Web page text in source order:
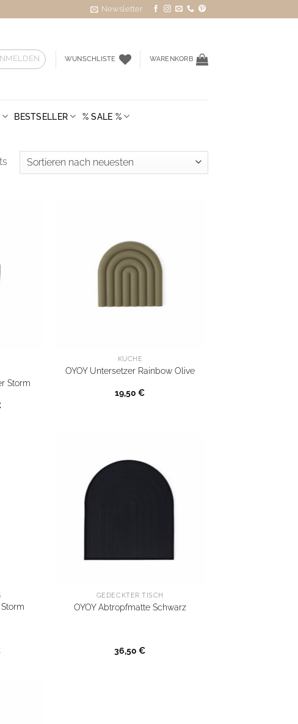
Newsletter
WUNSCHLISTE WARENKORB
BESTSELLER % SALE %
Sorted
Storm
Aktueller
KÜCHE
OYOY Untersetzer Rainbow Olive
19,50€
Aktueller
GEDECKTER TISCH
OYOY Abtropfmatte Schwarz
36,50€